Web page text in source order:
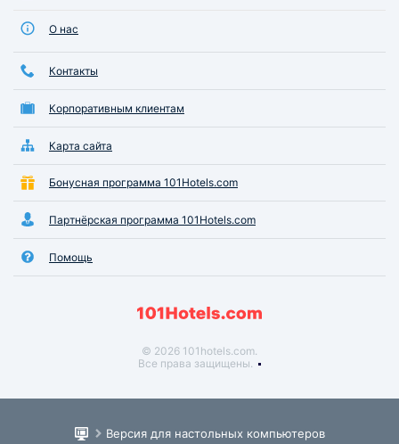
О нас
Контакты
Корпоративным клиентам
Карта сайта
Бонусная программа 101Hotels.com
Партнёрская программа 101Hotels.com
Помощь
© 2026 101hotels.com.
Все права защищены.
Версия для настольных компьютеров